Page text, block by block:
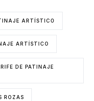
ARTÍSTICO
ARTÍSTICO
DE PATINAJE
ROZAS